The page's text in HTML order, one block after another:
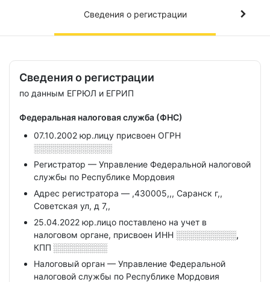
Сведения о регистрации
Сведения о регистрации
по данным ЕГРЮЛ и ЕГРИП
Федеральная налоговая служба (ФНС)
07.10.2002 юр.лицу присвоен ОГРН
░░░░░░░░░░░░░
Регистратор — Управление Федеральной налоговой
службы по Республике Мордовия
Адрес регистратора — ,430005,,, Саранск г,,
Советская ул, д 7,,
25.04.2022 юр.лицо поставлено на учет в
налоговом органе, присвоен ИНН ░░░░░░░░░░,
КПП ░░░░░░░░░
Налоговый орган — Управление Федеральной
налоговой службы по Республике Мордовия